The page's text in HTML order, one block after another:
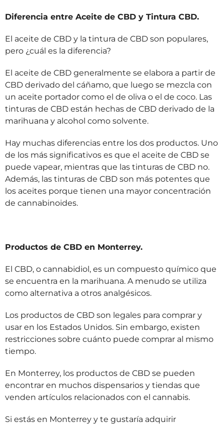
Diferencia entre Aceite de CBD y Tintura CBD.
El aceite de CBD y la tintura de CBD son populares,
pero ¿cuál es la diferencia?
El aceite de CBD generalmente se elabora a partir de
CBD derivado del cáñamo, que luego se mezcla con
un aceite portador como el de oliva o el de coco. Las
tinturas de CBD están hechas de CBD derivado de la
marihuana y alcohol como solvente.
Hay muchas diferencias entre los dos productos. Uno
de los más significativos es que el aceite de CBD se
puede vapear, mientras que las tinturas de CBD no.
Además, las tinturas de CBD son más potentes que
los aceites porque tienen una mayor concentración
de cannabinoides.
Productos de CBD en Monterrey.
El CBD, o cannabidiol, es un compuesto químico que
se encuentra en la marihuana. A menudo se utiliza
como alternativa a otros analgésicos.
Los productos de CBD son legales para comprar y
usar en los Estados Unidos. Sin embargo, existen
restricciones sobre cuánto puede comprar al mismo
tiempo.
En Monterrey, los productos de CBD se pueden
encontrar en muchos dispensarios y tiendas que
venden artículos relacionados con el cannabis.
Si estás en Monterrey y te gustaría adquirir